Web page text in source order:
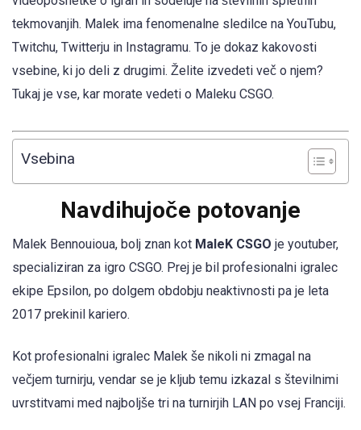
tekmovanjih. Malek ima fenomenalne sledilce na YouTubu,
Twitchu, Twitterju in Instagramu. To je dokaz kakovosti
vsebine, ki jo deli z drugimi. Želite izvedeti več o njem?
Tukaj je vse, kar morate vedeti o Maleku CSGO.
Vsebina
Navdihujoče potovanje
Malek Bennouioua, bolj znan kot MaleK CSGO je youtuber,
specializiran za igro CSGO. Prej je bil profesionalni igralec
ekipe Epsilon, po dolgem obdobju neaktivnosti pa je leta
2017 prekinil kariero.
Kot profesionalni igralec Malek še nikoli ni zmagal na
večjem turnirju, vendar se je kljub temu izkazal s številnimi
uvrstitvami med najboljše tri na turnirjih LAN po vsej Franciji.